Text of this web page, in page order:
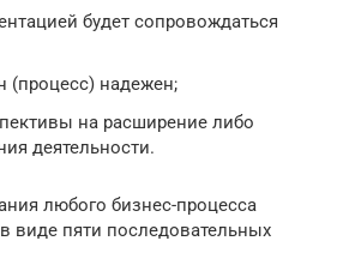
будет сопровождаться
(процесс) надежен;
на расширение либо
деятельности.
любого бизнес-процесса
виде пяти последовательных